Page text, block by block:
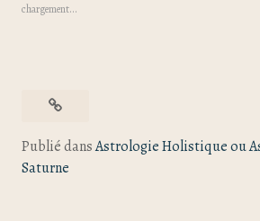
chargement…
Publié dansAstrologie Holistique ou
Saturne